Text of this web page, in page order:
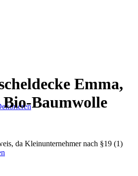
Emma,
Baumwolle
da Kleinunternehmer nach §19 (1)